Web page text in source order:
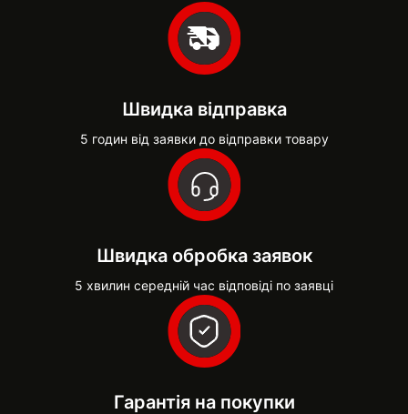
Швидка відправка
5 годин від заявки до відправки товару
Швидка обробка заявок
5 хвилин середній час відповіді по заявці
Гарантія на покупки